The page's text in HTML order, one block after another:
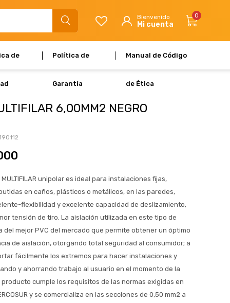
de Política de
Garantía
Manual de Código
de Ética
0
6,00MM2 NEGRO
MULTIFILAR unipolar es ideal para instalaciones fijas,
en caños, plásticos o metálicos, en las paredes,
flexibilidad y excelente capacidad de deslizamiento,
tensión de tiro. La aislación utilizada en este tipo de
del mejor PVC del mercado que permite obtener un óptimo
de aislación, otorgando total seguridad al consumidor; a
fácilmente los extremos para hacer instalaciones y
y ahorrando trabajo al usuario en el momento de la
cumple los requisitos de las normas exigidas en
y se comercializa en las secciones de 0,50 mm2 a